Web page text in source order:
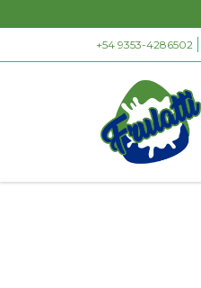
+54 9353-4286502